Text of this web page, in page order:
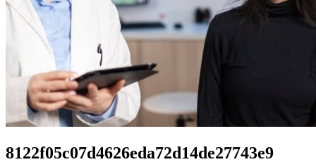
8122f05c07d4626eda72d14de27743e9